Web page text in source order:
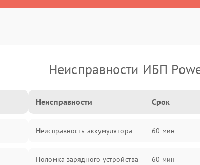
Неисправности ИБП
Неисправности Срок
Неисправность аккумулятора 60 мин
Поломка зарядного устройства 60 мин